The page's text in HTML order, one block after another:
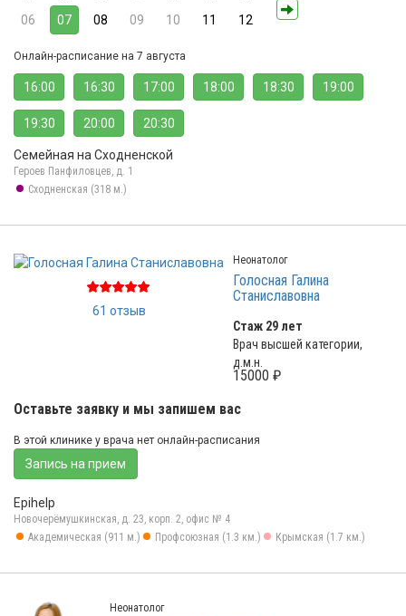
06 07 08 09 10 11 12
Онлайн-расписание на 7 августа
16:00 16:30 17:00 18:00 18:30 19:00
19:30 20:00 20:30
Семейная на Сходненской
Героев Панфиловцев, д. 1
Сходненская (318 м.)
61 отзыв
Неонатолог
Голосная Галина
Станиславовна
Стаж 29 лет
Врач высшей категории,
д.м.н.
15000 ₽
Оставьте заявку и мы запишем вас
В этой клинике у врача нет онлайн-расписания
Запись на прием
Epihelp
Новочерёмушкинская, д. 23, корп. 2, офис № 4
Академическая (911 м.)
Профсоюзная (1.3 км.) Крымская (1.7 км.)
Неонатолог